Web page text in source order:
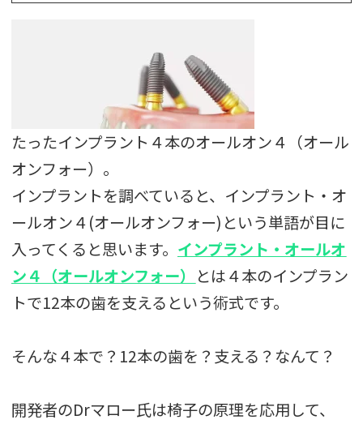
たったインプラント４本のオールオン４（オール
オンフォー）。
インプラントを調べていると、インプラント・オ
ールオン４(オールオンフォー)という単語が目に
入ってくると思います。 インプラント・オールオ
ン４（オールオンフォー） とは４本のインプラン
トで12本の歯を支えるという術式です。
そんな４本で？12本の歯を？支える？なんて？
開発者のDrマロー氏は椅子の原理を応用して、